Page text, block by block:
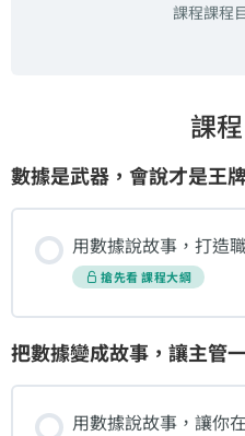
課程課程
課
數據是武器，會說才是王
用數據說故事，打造
搶先看 課程大綱
把數據變成故事，讓主管
用數據說故事，讓你